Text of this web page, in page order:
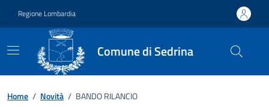
Regione Lombardia
Comune di Sedrina
Home / Novità / BANDO RILANCIO